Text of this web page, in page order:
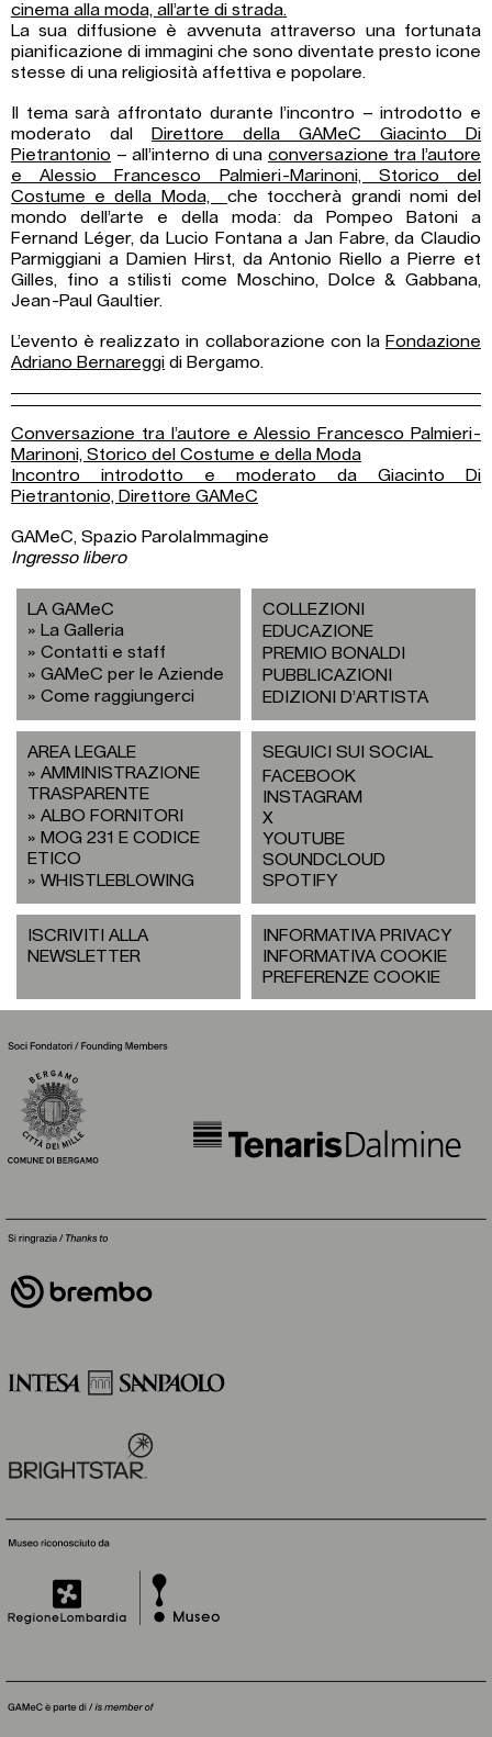
cinema alla moda, all’arte di strada.
La sua diffusione è avvenuta attraverso una fortunata
pianificazione di immagini che sono diventate presto icone
stesse di una religiosità affettiva e popolare.
Il tema sarà affrontato durante l’incontro – introdotto e
moderato dal
Direttore della GAMeC Giacinto Di
Pietrantonio – all’interno di una conversazione tra l’autore
e Alessio Francesco Palmieri-Marinoni, Storico del
Costume e della Moda,che toccherà grandi nomi del
mondo dell’arte e della moda: da Pompeo Batoni a
Fernand Léger, da Lucio Fontana a Jan Fabre, da Claudio
Parmiggiani a Damien Hirst, da Antonio Riello a Pierre et
Gilles, fino a stilisti come Moschino, Dolce & Gabbana,
Jean-Paul Gaultier.
L’evento è realizzato in collaborazione con la Fondazione
Adriano Bernareggi di Bergamo.
Conversazione tra l’autore e Alessio Francesco Palmieri-
Marinoni, Storico del Costume e della Moda
Incontro introdotto e moderato da Giacinto Di
Pietrantonio, Direttore GAMeC
GAMeC, Spazio ParolaImmagine
Ingresso libero
LA GAMeC
La Galleria
Contatti e staff
GAMeC per le Aziende
Come raggiungerci
COLLEZIONI
EDUCAZIONE
PREMIO BONALDI
PUBBLICAZIONI
EDIZIONI D’ARTISTA
AREA LEGALE
AMMINISTRAZIONE
TRASPARENTE
ALBO FORNITORI
MOG 231 E CODICE
ETICO
WHISTLEBLOWING
SEGUICI SUI SOCIAL
FACEBOOK
INSTAGRAM
X
YOUTUBE
SOUNDCLOUD
SPOTIFY
ISCRIVITI ALLA
NEWSLETTER
INFORMATIVA PRIVACY
INFORMATIVA COOKIE
PREFERENZE COOKIE